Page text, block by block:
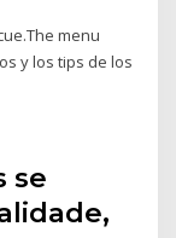
menu
y los tips de los
se